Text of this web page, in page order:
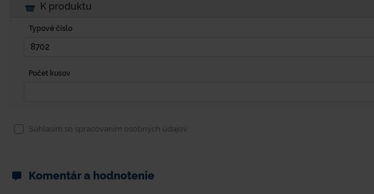
K produktu
Typové číslo
Počet kusov
Súhlasím so spracovaním osobných údajov.
Komentár a hodnotenie